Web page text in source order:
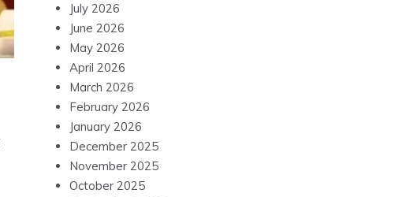
July 2026
June 2026
May 2026
April 2026
March 2026
February 2026
January 2026
December 2025
November 2025
October 2025